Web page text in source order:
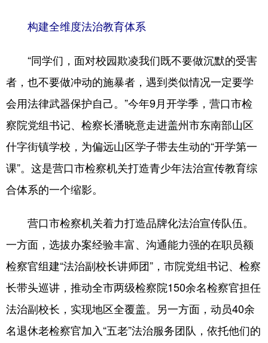
构建全维度法治教育体系
“同学们，面对校园欺凌我们既不要做沉默的受害
者，也不要做冲动的施暴者，遇到类似情况一定要学
会用法律武器保护自己。”今年9月开学季，营口市检
察院党组书记、检察长潘晓意走进盖州市东南部山区
什字街镇学校，为偏远山区学子带去生动的“开学第一
课”。这是营口市检察机关打造青少年法治宣传教育综
合体系的一个缩影。
营口市检察机关着力打造品牌化法治宣传队伍。
一方面，选拔办案经验丰富、沟通能力强的在职员额
检察官组建“法治副校长讲师团”，市院党组书记、检察
长带头巡讲，推动全市两级检察院150余名检察官担任
法治副校长，实现地区全覆盖。另一方面，动员40余
名退休老检察官加入“五老”法治服务团队，依托他们的